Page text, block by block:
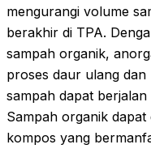
mengurangi volume
berakhir di TPA.
sampah organik,
proses daur ulang dan
sampah dapat berjalan
Sampah organik dapat
kompos yang